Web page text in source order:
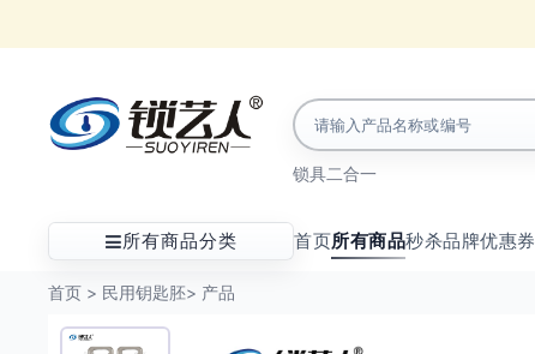
锁具二合一
所有商品分类 首页所有商品秒杀品牌优惠券
首页 > 民用钥匙胚> 产品